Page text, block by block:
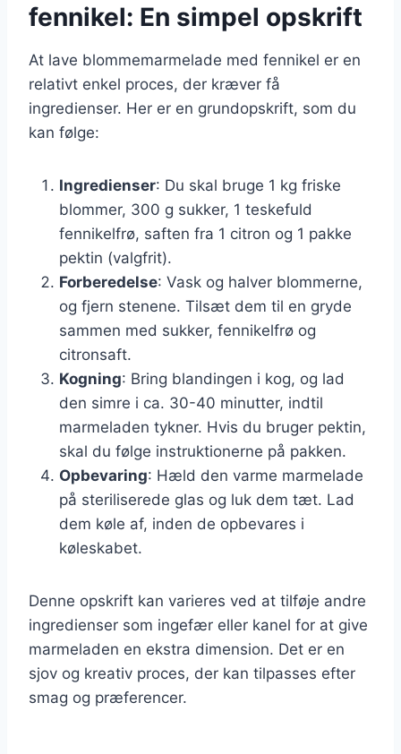
fennikel: En simpel opskrift
At lave blommemarmelade med fennikel er en
relativt enkel proces, der kræver få
ingredienser. Her er en grundopskrift, som du
kan følge:
Ingredienser: Du skal bruge 1 kg friske
blommer, 300 g sukker, 1 teskefuld
fennikelfrø, saften fra 1 citron og 1 pakke
pektin (valgfrit).
Forberedelse: Vask og halver blommerne,
og fjern stenene. Tilsæt dem til en gryde
sammen med sukker, fennikelfrø og
citronsaft.
Kogning: Bring blandingen i kog, og lad
den simre i ca. 30-40 minutter, indtil
marmeladen tykner. Hvis du bruger pektin,
skal du følge instruktionerne på pakken.
Opbevaring: Hæld den varme marmelade
på steriliserede glas og luk dem tæt. Lad
dem køle af, inden de opbevares i
køleskabet.
Denne opskrift kan varieres ved at tilføje andre
ingredienser som ingefær eller kanel for at give
marmeladen en ekstra dimension. Det er en
sjov og kreativ proces, der kan tilpasses efter
smag og præferencer.